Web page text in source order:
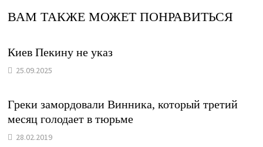
ВАМ ТАКЖЕ МОЖЕТ ПОНРАВИТЬСЯ
Киев Пекину не указ
25.09.2025
Греки замордовали Винника, который третий
месяц голодает в тюрьме
28.02.2019